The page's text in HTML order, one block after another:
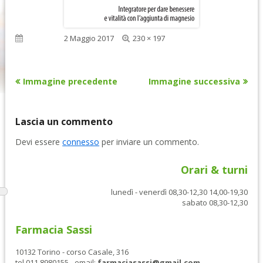
Pubblicato2 Maggio 2017
Dimensione
230 × 197
Immagine precedente Immagine successiva
Lascia un commento
Devi essereconnesso per inviare un commento.
Orari & turni
lunedì - venerdì 08,30-12,30 14,00-19,30
sabato 08,30-12,30
Farmacia Sassi
10132 Torino - corso Casale, 316